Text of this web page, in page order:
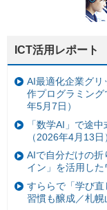
ICT活用レポート
AI最適化企業グリ
作プログラミン
年5月7日）
「数学AI」で途
（2026年4月13日
AIで自分だけの折
イン」を活用した
すららで「学び
習慣も醸成／札幌